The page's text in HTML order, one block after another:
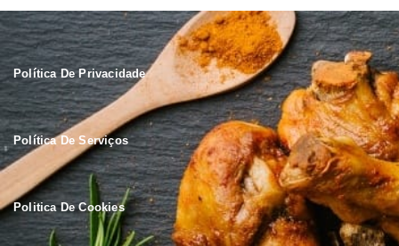
Política De Privacidade
Política De Serviços
Politica De Cookies